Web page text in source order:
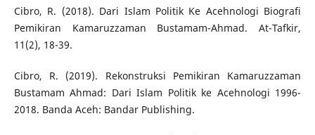
Cibro, R. (2018). Dari Islam Politik Ke Acehnologi Biografi
Pemikiran Kamaruzzaman Bustamam-Ahmad. At-Tafkir,
11(2), 18-39.
Cibro, R. (2019). Rekonstruksi Pemikiran Kamaruzzaman
Bustamam Ahmad: Dari Islam Politik ke Acehnologi 1996-
2018. Banda Aceh: Bandar Publishing.